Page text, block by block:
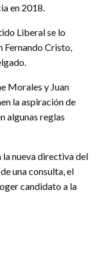
en 2018.
Liberal se lo
Fernando Cristo,
Morales y Juan
la aspiración de
algunas reglas
la nueva directiva del
una consulta, el
candidato a la